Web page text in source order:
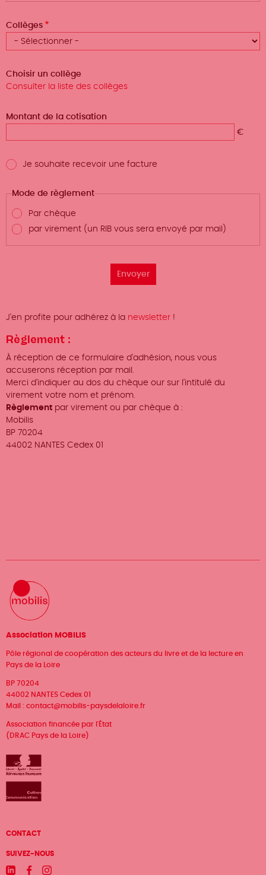
Collèges
Choisir un collège
Consulter la liste des collèges
Montant de la cotisation
€
Je souhaite recevoir une facture
Mode de règlement
Par chèque
par virement (un RIB vous sera envoyé par mail)
Pied
page
J'en profite pour adhérez à la newsletter !
Règlement :
À réception de ce formulaire d'adhésion, nous vous
accuserons réception par mail.
Merci d'indiquer au dos du chèque our sur l'intitulé du
virement votre nom et prénom.
Règlement par virement ou par chèque à :
Mobilis
BP 70204
44002 NANTES Cedex 01
Association MOBILIS
Pôle régional de coopération des acteurs du livre et de la lecture en
Pays de la Loire
BP 70204
44002 NANTES Cedex 01
Mail : contact@mobilis-paysdelaloire.fr
Association financée par l'État
(DRAC Pays de la Loire)
Menu
Pied
CONTACT
SUIVEZ-NOUS
LinkedinFacebookInstagram